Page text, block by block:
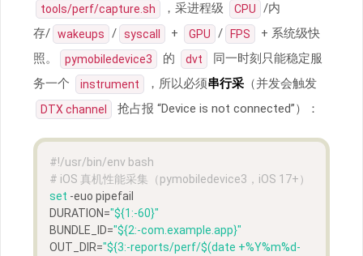
tools/perf/capture.sh ，采进程级 CPU
/内
存/ wakeups / syscall + GPU / FPS
+ 系统级快
照。
pymobiledevice3 的 dvt
同一时刻只能稳定服
务一个
instrument ，所以必须串行采 （并发会触发
DTX channel 抢占报 “Device is not connected”）：
#!/usr/bin/env bash
# iOS 真机性能采集（pymobiledevice3，iOS 17+）
set -euo pipefail
DURATION="${1:-60}"
BUNDLE_ID="${2:-com.example.app}"
OUT_DIR="${3:-reports/perf/$(date +%Y%m%d-